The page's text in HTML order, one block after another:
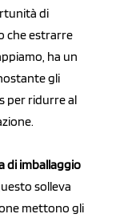
di
che estrarre
ha un
gli
per ridurre al
di imballaggio
solleva
mettono gli